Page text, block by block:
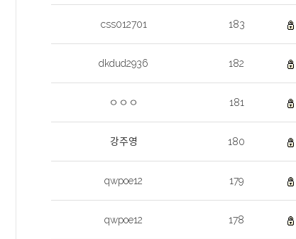
css012701 183
dkdud2936 182
ㅇㅇㅇ 181
강주영 180
qwpoe12 179
qwpoe12 178